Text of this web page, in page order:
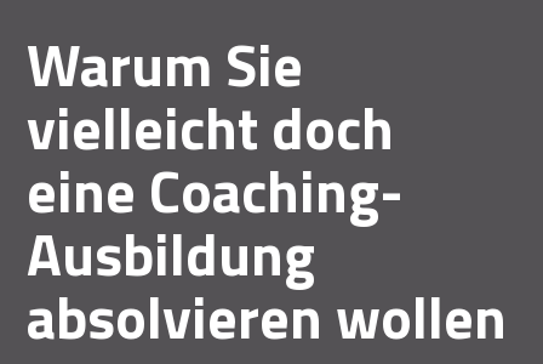
Warum Sie
vielleicht doch
eine Coaching-
Ausbildung
absolvieren wollen